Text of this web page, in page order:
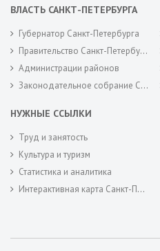
ВЛАСТЬ САНКТ-ПЕТЕРБУРГА
Губернатор Санкт-Петербурга
Правительство Санкт-Петербурга
Администрации районов
Законодательное собрание Санкт-Петербурга
НУЖНЫЕ ССЫЛКИ
Труд и занятость
Культура и туризм
Статистика и аналитика
Интерактивная карта Санкт-Петербурга